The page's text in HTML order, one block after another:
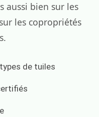
aussi bien sur les
les copropriétés
de tuiles